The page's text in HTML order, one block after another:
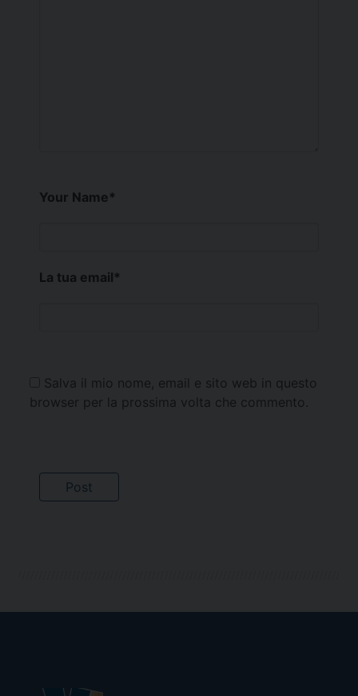
Your Name*
La tua email*
Salva il mio nome, email e sito web in questo
browser per la prossima volta che commento.